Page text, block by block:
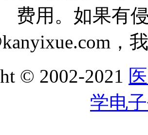
费用。如果有
，
© 2002-2021
学电